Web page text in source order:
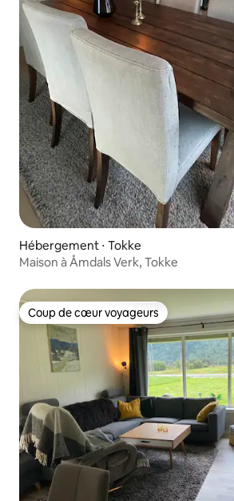
Hébergement ⋅ Tokke
Maison à Åmdals Verk, Tokke
Coup de cœur voyageurs
Coup de cœur voyageurs